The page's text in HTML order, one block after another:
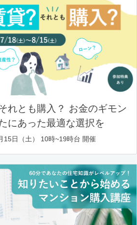
れとも購入？ お金のギモン
にあった最適な選択を
15日（土） 10時~19時台 開催